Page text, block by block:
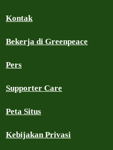
Kontak
Bekerja di Greenpeace
Pers
Supporter Care
Peta Situs
Kebijakan Privasi